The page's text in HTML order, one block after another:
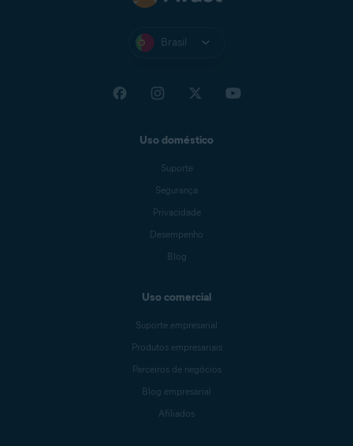
Brasil
Uso doméstico
Suporte
Segurança
Privacidade
Desempenho
Blog
Uso comercial
Suporte empresarial
Produtos empresariais
Parceiros de negócios
Blog empresarial
Afiliados